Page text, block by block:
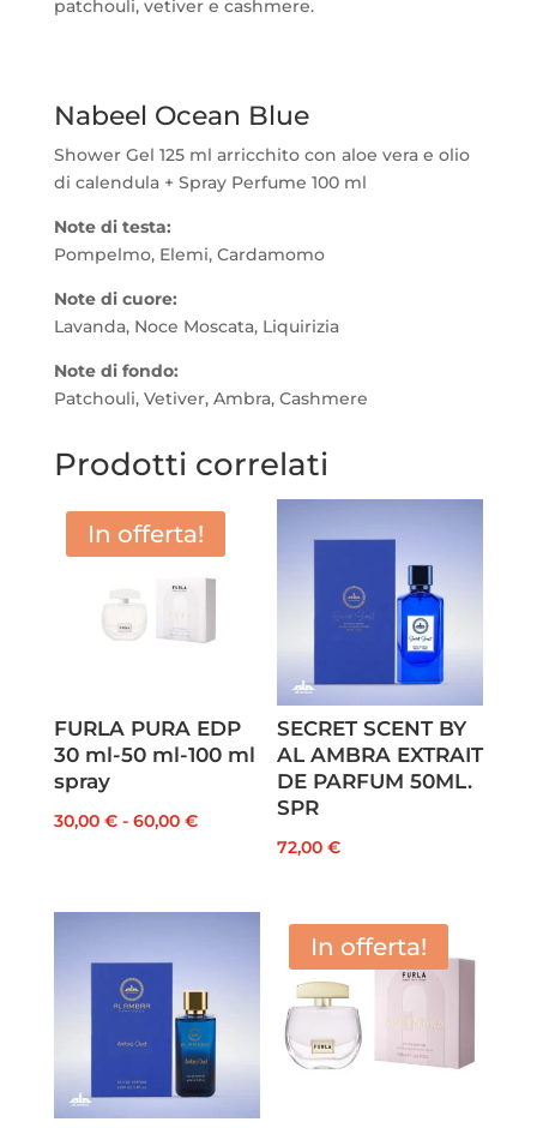
patchouli, vetiver e cashmere.
Nabeel Ocean Blue
Shower Gel 125 ml arricchito con aloe vera e olio
di calendula + Spray Perfume 100 ml
Note di testa:
Pompelmo, Elemi, Cardamomo
Note di cuore:
Lavanda, Noce Moscata, Liquirizia
Note di fondo:
Patchouli, Vetiver, Ambra, Cashmere
Prodotti correlati
In offerta!
FURLA PURA EDP
30 ml-50 ml-100 ml
spray
30,00 € - 60,00 €Fascia
da
60,00 €
SECRET SCENT BY
AL AMBRA EXTRAIT
DE PARFUM 50ML.
SPR
72,00€
In offerta!